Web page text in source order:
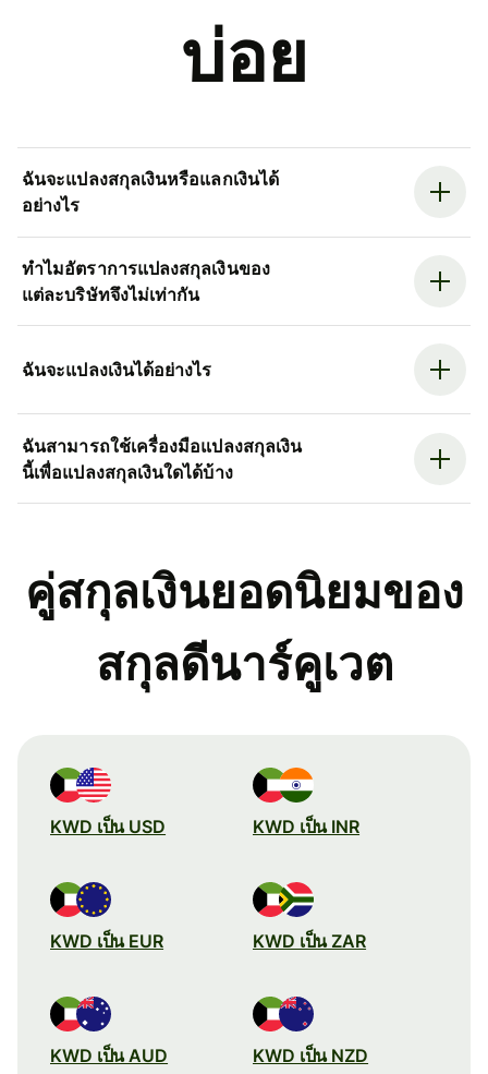
บ่อย
ฉันจะแปลงสกุลเงินหรือแลกเงินได้
อย่างไร
ทำไมอัตราการแปลงสกุลเงินของ
แต่ละบริษัทจึงไม่เท่ากัน
ฉันจะแปลงเงินได้อย่างไร
ฉันสามารถใช้เครื่องมือแปลงสกุลเงิน
นี้เพื่อแปลงสกุลเงินใดได้บ้าง
คู่สกุลเงินยอดนิยมของ
สกุลดีนาร์คูเวต
KWD เป็น USD KWD เป็น INR
KWD เป็น EUR KWD เป็น ZAR
KWD เป็น AUD KWD เป็น NZD